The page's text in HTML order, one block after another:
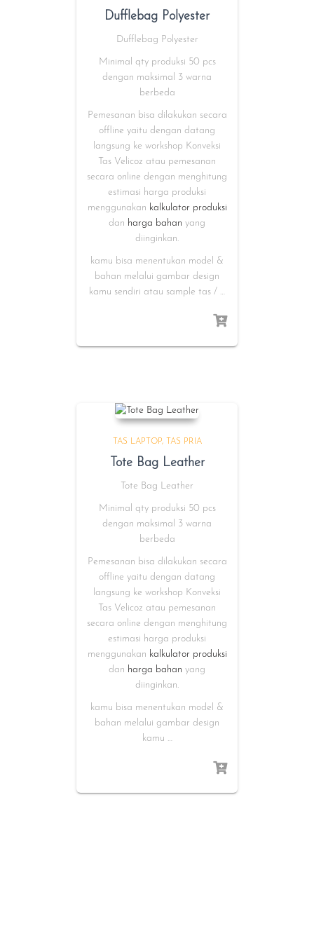
Dufflebag Polyester
Dufflebag Polyester
Minimal qty produksi 50 pcs
dengan maksimal 3 warna
berbeda
Pemesanan bisa dilakukan secara
offline yaitu dengan datang
langsung ke workshop Konveksi
Tas Velicoz atau pemesanan
secara online dengan menghitung
estimasi harga produksi
menggunakan kalkulator produksi
dan harga bahan yang
diinginkan.
kamu bisa menentukan model &
bahan melalui gambar design
kamu sendiri atau sample tas / …
TAS LAPTOP TAS PRIA
Tote Bag Leather
Tote Bag Leather
Minimal qty produksi 50 pcs
dengan maksimal 3 warna
berbeda
Pemesanan bisa dilakukan secara
offline yaitu dengan datang
langsung ke workshop Konveksi
Tas Velicoz atau pemesanan
secara online dengan menghitung
estimasi harga produksi
menggunakan kalkulator produksi
dan harga bahan yang
diinginkan.
kamu bisa menentukan model &
bahan melalui gambar design
kamu …